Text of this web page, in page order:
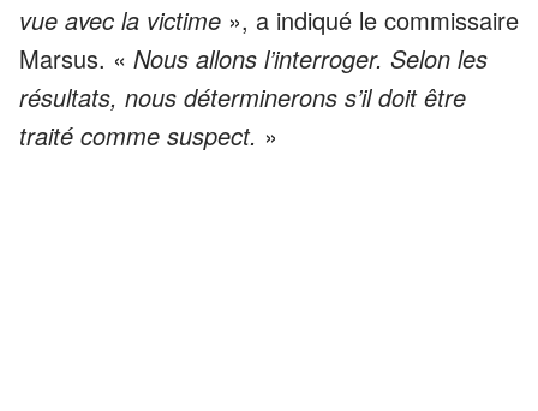
vue avec la victime », a indiqué le commissaire
Marsus. « Nous allons l’interroger. Selon les
résultats, nous déterminerons s’il doit être
traité comme suspect. »